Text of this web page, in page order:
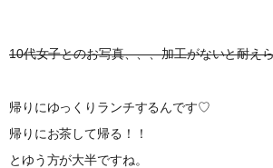
10代女子とのお写真、、、加工がないと耐え
帰りにゆっくりランチするんです♡
帰りにお茶して帰る！！
とゆう方が大半ですね。